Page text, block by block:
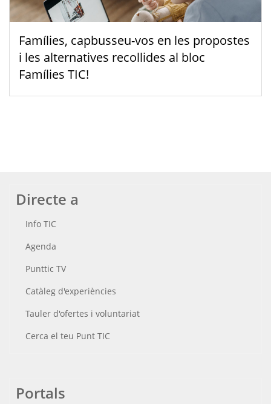
Famílies, capbusseu-vos en les propostes
i les alternatives recollides al bloc
Famílies TIC!
Directe a
Info TIC
Agenda
Punttic TV
Catàleg d'experiències
Tauler d'ofertes i voluntariat
Cerca el teu Punt TIC
Portals